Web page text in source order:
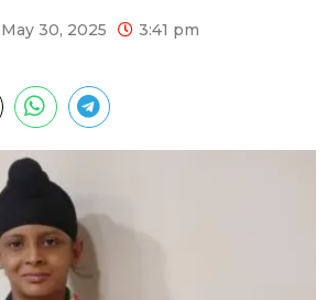
May 30, 2025 3:41 pm